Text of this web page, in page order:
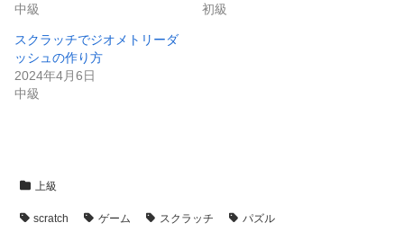
中級
初級
スクラッチでジオメトリーダ
ッシュの作り方
2024年4月6日
中級
上級
scratch ゲーム スクラッチ
パズル